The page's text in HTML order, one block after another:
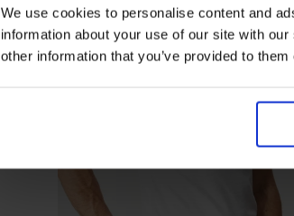
We use cookies to personalise content and
information about your use of our site with
other information that you’ve provided to